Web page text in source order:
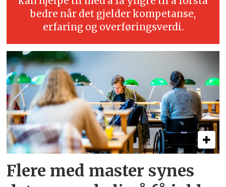
bedre når det gjelder kompetanse,
erfaring og overføringsverdi.
Flere med master synes